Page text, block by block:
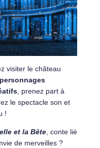
visiter le château
personnages
, prenez part à
le spectacle son et
!
et la Bête , conte lié
de merveilles ?